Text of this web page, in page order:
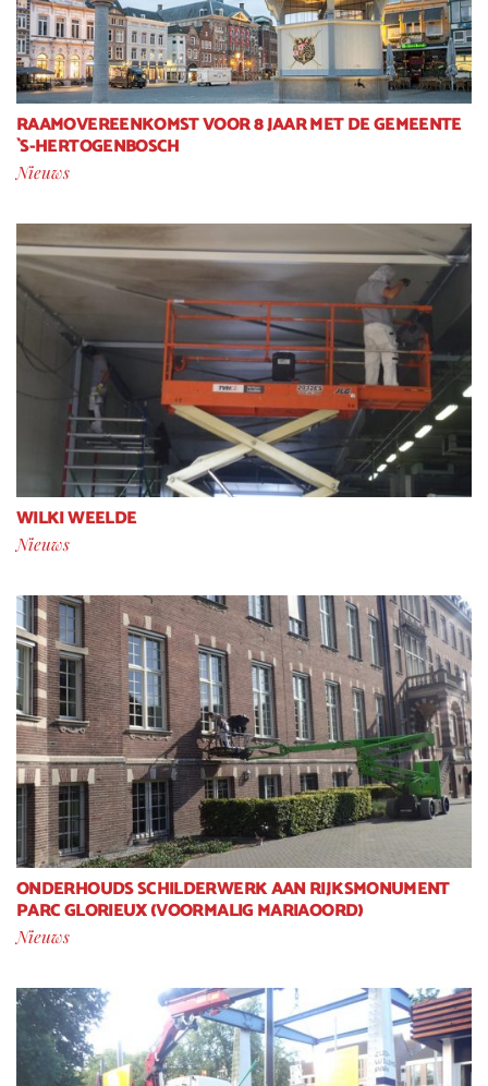
RAAMOVEREENKOMST VOOR 8 JAAR MET DE GEMEENTE
`S-HERTOGENBOSCH
Nieuws
WILKI WEELDE
Nieuws
ONDERHOUDS SCHILDERWERK AAN RIJKSMONUMENT
PARC GLORIEUX (VOORMALIG MARIAOORD)
Nieuws